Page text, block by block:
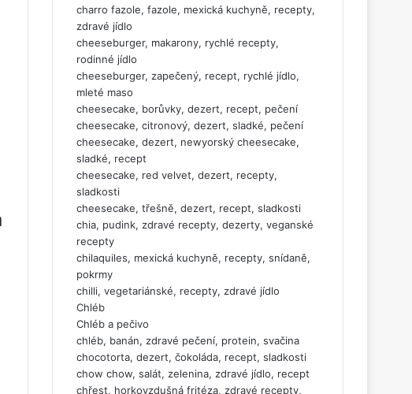
charro fazole, fazole, mexická kuchyně, recepty,
zdravé jídlo
cheeseburger, makarony, rychlé recepty,
rodinné jídlo
cheeseburger, zapečený, recept, rychlé jídlo,
mleté maso
cheesecake, borůvky, dezert, recept, pečení
cheesecake, citronový, dezert, sladké, pečení
cheesecake, dezert, newyorský cheesecake,
sladké, recept
cheesecake, red velvet, dezert, recepty,
sladkosti
cheesecake, třešně, dezert, recept, sladkosti
chia, pudink, zdravé recepty, dezerty, veganské
recepty
chilaquiles, mexická kuchyně, recepty, snídaně,
pokrmy
chilli, vegetariánské, recepty, zdravé jídlo
Chléb
Chléb a pečivo
chléb, banán, zdravé pečení, protein, svačina
chocotorta, dezert, čokoláda, recept, sladkosti
chow chow, salát, zelenina, zdravé jídlo, recept
chřest, horkovzdušná fritéza, zdravé recepty,